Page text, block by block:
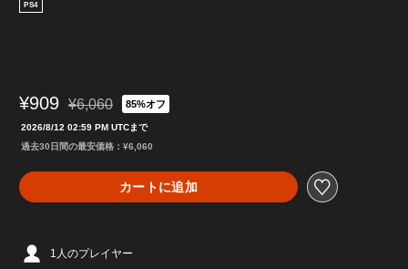
PS4
¥909 通常価格¥6,060より値引き
¥6,060 85%オフ
2026/8/12 02:59 PM UTCまで
過去30日間の最安価格：¥6,060
カートに追加
1人のプレイヤー